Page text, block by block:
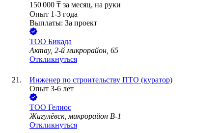
150 000 ₸ за месяц, на руки
Опыт 1-3 года
Выплаты: За проект
ТОО Бикада
Актау, 2-й микрорайон, 65
Откликнуться
Инженер по строительству ПТО (куратор)
Опыт 3-6 лет
ТОО Гелиос
Жигулёвск, микрорайон В-1
Откликнуться